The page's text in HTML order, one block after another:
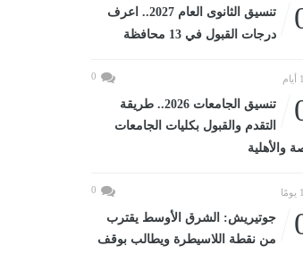
تنسيق الثانوى العام 2027.. اعرف
درجات القبول في 13 محافظة
0
تنسيق الجامعات 2026.. طريقة
التقدم والقبول بكليات الجامعات
والأهلية
0
جوتيريش: الشرق الأوسط يقترب
من نقطة اللاسيطرة ويطالب بوقف